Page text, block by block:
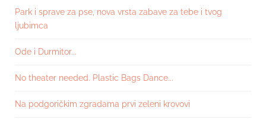
Park i sprave za pse, nova vrsta zabave za tebe i tvog
ljubimca
Ode i Durmitor...
No theater needed. Plastic Bags Dance...
Na podgoričkim zgradama prvi zeleni krovovi